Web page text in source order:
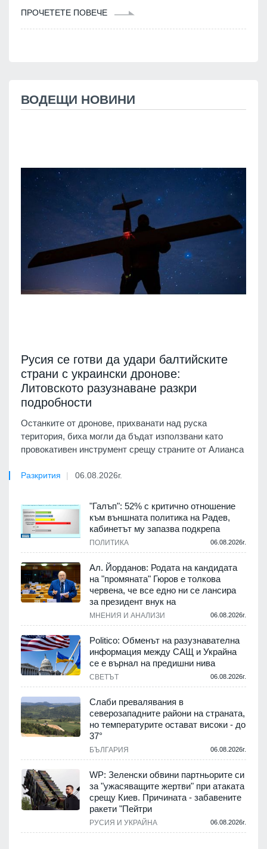
ПРОЧЕТЕТЕ ПОВЕЧЕ
ВОДЕЩИ НОВИНИ
Русия се готви да удари балтийските
страни с украински дронове:
Литовското разузнаване разкри
подробности
Останките от дронове, прихванати над руска
територия, биха могли да бъдат използвани като
провокативен инструмент срещу страните от Алианса
Разкрития 06.08.2026г.
"Галъп": 52% с критично отношение
към външната политика на Радев,
кабинетът му запазва подкрепа
ПОЛИТИКА 06.08.2026г.
Ал. Йорданов: Родата на кандидата
на "промяната" Гюров е толкова
червена, че все едно ни се лансира
за президент внук на
МНЕНИЯ И АНАЛИЗИ 06.08.2026г.
Politico: Обменът на разузнавателна
информация между САЩ и Украйна
се е върнал на предишни нива
СВЕТЪТ 06.08.2026г.
Слаби превалявания в
северозападните райони на страната,
но температурите остават високи - до
37°
БЪЛГАРИЯ 06.08.2026г.
WP: Зеленски обвини партньорите си
за "ужасяващите жертви" при атаката
срещу Киев. Причината - забавените
ракети "Пейтри
РУСИЯ И УКРАЙНА 06.08.2026г.